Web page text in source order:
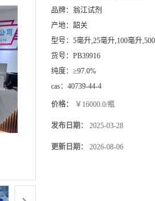
品牌： 翁江试剂
产地： 韶关
型号： 5毫升,25毫升,100毫升
货号： PB39916
纯度： ≥97.0%
cas： 40739-44-4
价格： ￥16000.0/瓶
发布日期： 2025-03-28
更新日期： 2026-08-06